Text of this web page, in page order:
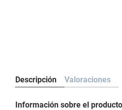
Descripción Valoraciones
Información sobre el